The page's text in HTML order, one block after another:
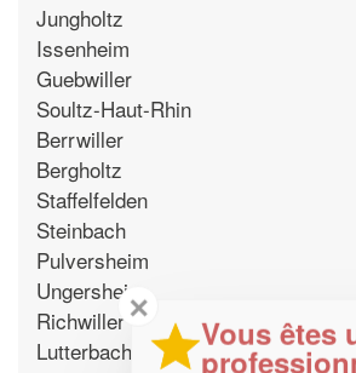
Jungholtz
Issenheim
Guebwiller
Soultz-Haut-Rhin
Berrwiller
Bergholtz
Staffelfelden
Steinbach
Pulversheim
Ungersheim
Richwiller
Lutterbach
✕
Vous êtes